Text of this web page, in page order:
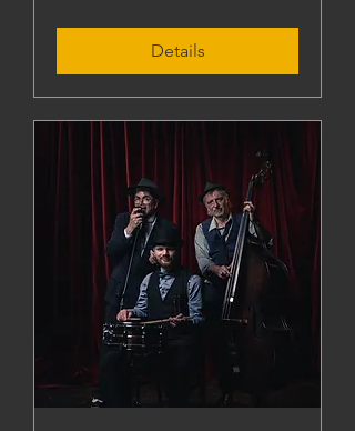
Details